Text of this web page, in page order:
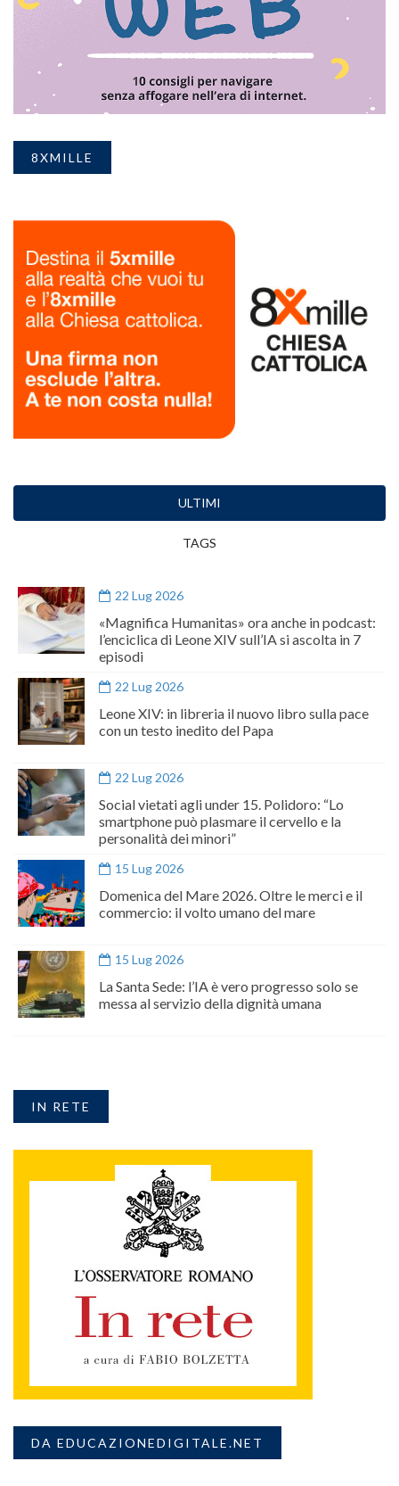
8XMILLE
ULTIMI
TAGS
22 Lug 2026
«Magnifica Humanitas» ora anche in podcast:
l’enciclica di Leone XIV sull’IA si ascolta in 7
episodi
22 Lug 2026
Leone XIV: in libreria il nuovo libro sulla pace
con un testo inedito del Papa
22 Lug 2026
Social vietati agli under 15. Polidoro: “Lo
smartphone può plasmare il cervello e la
personalità dei minori”
15 Lug 2026
Domenica del Mare 2026. Oltre le merci e il
commercio: il volto umano del mare
15 Lug 2026
La Santa Sede: l’IA è vero progresso solo se
messa al servizio della dignità umana
IN RETE
DA EDUCAZIONEDIGITALE.NET